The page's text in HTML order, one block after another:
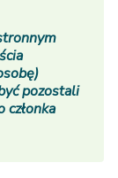
pozostali
członka